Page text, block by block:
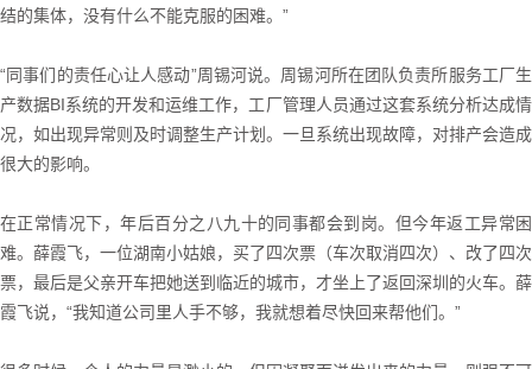
结的集体，没有什么不能克服的困难。”
“同事们的责任心让人感动”周锡河说。周锡河所在团队负责所服务工厂生
产数据BI系统的开发和运维工作，工厂管理人员通过这套系统分析达成情
况，如出现异常则及时调整生产计划。一旦系统出现故障，对排产会造成
很大的影响。
在正常情况下，年后百分之八九十的同事都会到岗。但今年返工异常困
难。薛霞飞，一位湖南小姑娘，买了四次票（车次取消四次）、改了四次
票，最后是父亲开车把她送到临近的城市，才坐上了返回深圳的火车。薛
霞飞说，“我知道公司里人手不够，我就想着尽快回来帮他们。”